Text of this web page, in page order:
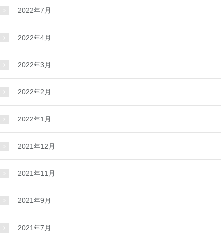
2022年7月
2022年4月
2022年3月
2022年2月
2022年1月
2021年12月
2021年11月
2021年9月
2021年7月